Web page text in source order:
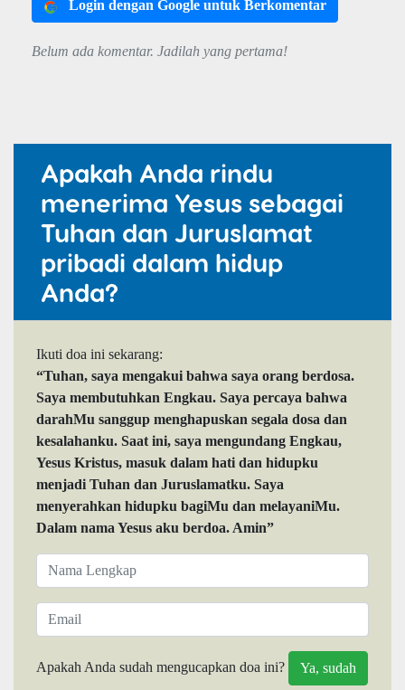
Login dengan Google untuk Berkomentar
Belum ada komentar. Jadilah yang pertama!
Apakah Anda rindu
menerima Yesus sebagai
Tuhan dan Juruslamat
pribadi dalam hidup
Anda?
Ikuti doa ini sekarang:
“Tuhan, saya mengakui bahwa saya orang berdosa.
Saya membutuhkan Engkau. Saya percaya bahwa
darahMu sanggup menghapuskan segala dosa dan
kesalahanku. Saat ini, saya mengundang Engkau,
Yesus Kristus, masuk dalam hati dan hidupku
menjadi Tuhan dan Juruslamatku. Saya
menyerahkan hidupku bagiMu dan melayaniMu.
Dalam nama Yesus aku berdoa. Amin”
Apakah Anda sudah mengucapkan doa ini?